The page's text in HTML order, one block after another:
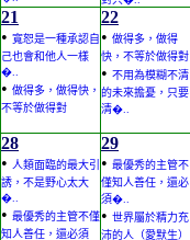
21
• 寬恕是一種承認自
己也會和他人一樣
�..
• 做得多，做得快，
不等於做得對
22
• 做得多，做得
快，不等於做得對
• 不用為模糊不清
的未來擔憂，只要
清�..
28
• 人類面臨的最大引
誘，不是野心太大
�..
• 最優秀的主管不僅
知人善任，還必須
29
• 最優秀的主管不
僅知人善任，還必
須�..
• 世界屬於精力充
沛的人（愛默生）